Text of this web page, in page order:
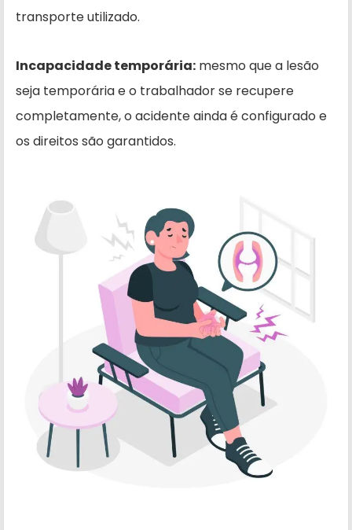
transporte utilizado.
Incapacidade temporária: mesmo que a lesão
seja temporária e o trabalhador se recupere
completamente, o acidente ainda é configurado e
os direitos são garantidos.